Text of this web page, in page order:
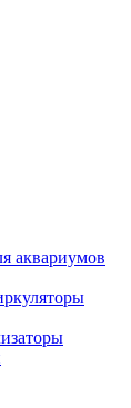
аквариумов